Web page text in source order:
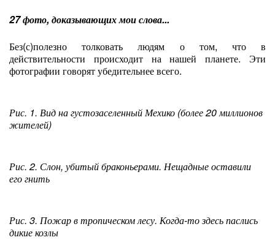
27 фото, доказывающих мои слова...
Без(с)полезно толковать людям о том, что в
действительности происходит на нашей планете. Эти
фотографии говорят убедительнее всего.
Рис. 1. Вид на густозаселенный Мехико (более 20 миллионов
жителей)
Рис. 2. Слон, убитый браконьерами. Нещадные оставили
его гнить
Рис. 3. Пожар в тропическом лесу. Когда-то здесь паслись
дикие козлы